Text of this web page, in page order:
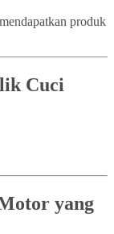
produk
Cuci
yang